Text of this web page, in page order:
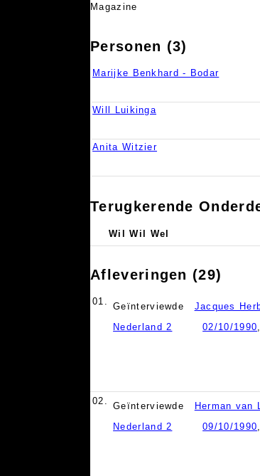
Magazine
Personen (3)
Marijke Benkhard - Bodar
Will Luikinga
Anita Witzier
Terugkerende
Wil Wil Wel
Afleveringen (29)
01. Geïnterviewde
Jacques
Nederland 2
02/10/1990
02. Geïnterviewde
Herman van
Nederland 2
09/10/1990